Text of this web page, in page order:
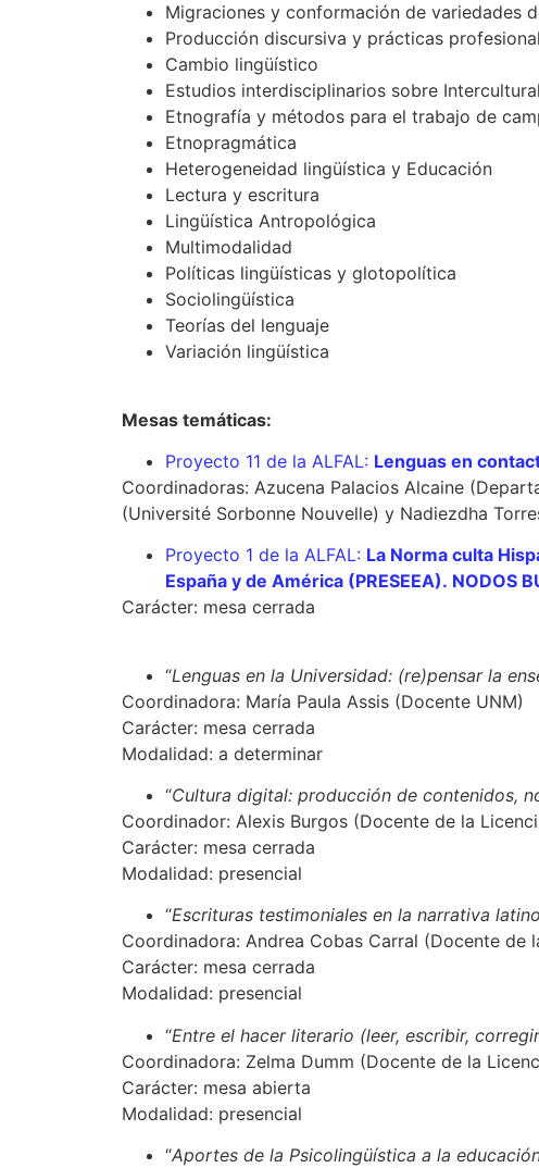
Migraciones y conformación de variedades
Producción discursiva y prácticas
Cambio lingüístico
Estudios interdisciplinarios sobre
Etnografía y métodos para el trabajo de
Etnopragmática
Heterogeneidad lingüística y Educación
Lectura y escritura
Lingüística Antropológica
Multimodalidad
Políticas lingüísticas y glotopolítica
Sociolingüística
Teorías del lenguaje
Variación lingüística
Mesas temáticas:
Proyecto 11 de la ALFAL: Lenguas en
Coordinadoras: Azucena Palacios Alcaine
(Université Sorbonne Nouvelle) y Nadiezdha
Proyecto 1 de la ALFAL: La Norma culta
España y de América (PRESEEA). NODOS
Carácter: mesa cerrada
“Lenguas en la Universidad: (re)pensar la
Coordinadora: María Paula Assis (Docente UNM)
Carácter: mesa cerrada
Modalidad: a determinar
“Cultura digital: producción de contenidos,
Coordinador: Alexis Burgos (Docente de la
Carácter: mesa cerrada
Modalidad: presencial
“Escrituras testimoniales en la narrativa
Coordinadora: Andrea Cobas Carral (Docente de
Carácter: mesa cerrada
Modalidad: presencial
“Entre el hacer literario (leer, escribir,
Coordinadora: Zelma Dumm (Docente de la
Carácter: mesa abierta
Modalidad: presencial
“Aportes de la Psicolingüística a la